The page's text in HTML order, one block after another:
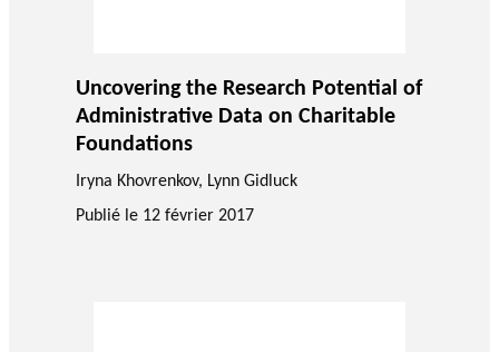
Uncovering the Research Potential of
Administrative Data on Charitable
Foundations
Iryna Khovrenkov, Lynn Gidluck
Publié le 12 février 2017